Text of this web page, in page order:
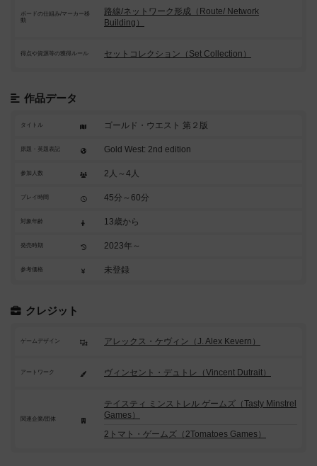
ボードの仕組み/マーカー移
動
路線/ネットワーク形成（Route/ Network
Building）
得点や資源等の獲得ルール セットコレクション（Set Collection）
作品データ
タイトル ゴールド・ウエスト 第２版
原題・英題表記 Gold West: 2nd edition
参加人数 2人～4人
プレイ時間 45分～60分
対象年齢 13歳から
発売時期 2023年～
参考価格 未登録
クレジット
ゲームデザイン アレックス・ケヴィン（J. Alex Kevern）
アートワーク ヴィンセント・デュトレ（Vincent Dutrait）
関連企業/団体
テイスティ ミンストレル ゲームズ（Tasty Minstrel
Games）
2トマト・ゲームズ（2Tomatoes Games）